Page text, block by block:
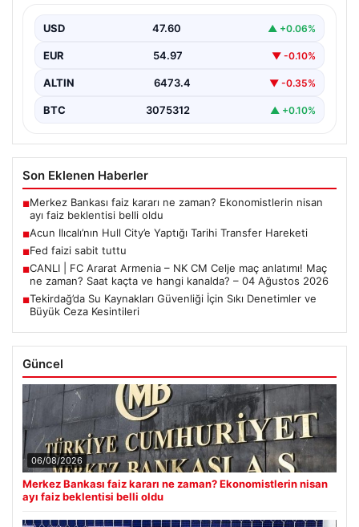
kaderini değiştiren önemli adımlar olarak öne çıkar.
Hull…
USD 47.60 ▲ +0.06%
EUR 54.97 ▼ -0.10%
ALTIN 6473.4 ▼ -0.35%
BTC 3075312 ▲ +0.10%
Son Eklenen Haberler
■Merkez Bankası faiz kararı ne zaman? Ekonomistlerin nisan
ayı faiz beklentisi belli oldu
■Acun Ilıcalı’nın Hull City’e Yaptığı Tarihi Transfer Hareketi
■Fed faizi sabit tuttu
■CANLI | FC Ararat Armenia – NK CM Celje maç anlatımı! Maç
ne zaman? Saat kaçta ve hangi kanalda? – 04 Ağustos 2026
■Tekirdağ’da Su Kaynakları Güvenliği İçin Sıkı Denetimler ve
Büyük Ceza Kesintileri
Güncel
06/08/2026
Merkez Bankası faiz kararı ne zaman? Ekonomistlerin nisan
ayı faiz beklentisi belli oldu